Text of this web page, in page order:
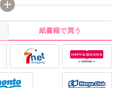
愛～」。保健室やアイドル、お兄
♪
紙書籍で買う